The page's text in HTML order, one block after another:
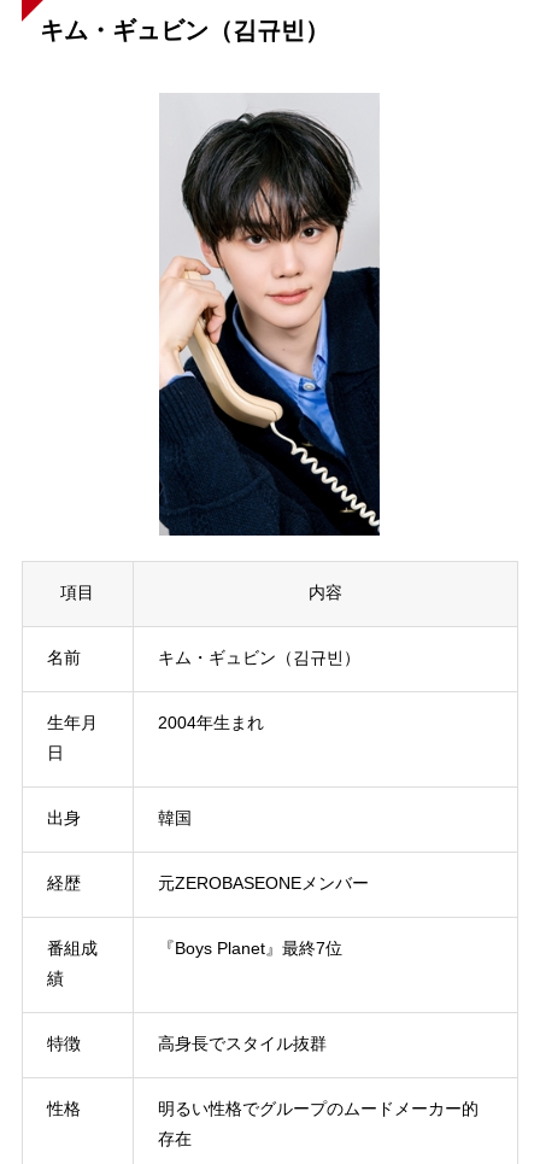
キム・ギュビン（김규빈）
項目 内容
名前 キム・ギュビン（김규빈）
生年月
日
2004年生まれ
出身 韓国
経歴 元ZEROBASEONEメンバー
番組成
績
『Boys Planet』最終7位
特徴 高身長でスタイル抜群
性格
明るい性格でグループのムードメーカー的
存在